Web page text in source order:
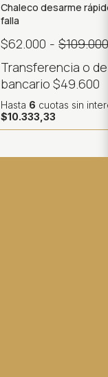
Chaleco desarme
falla
$62.000 -
Transferencia o
bancario$49.600
Hasta 6 cuotas sin
$10.333,33